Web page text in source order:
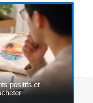
positifs et
Sitemap